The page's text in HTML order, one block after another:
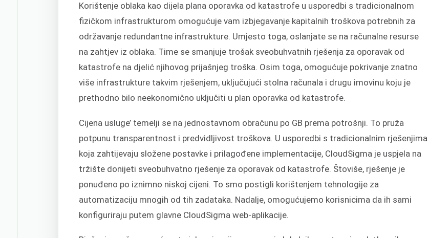
Korištenje oblaka kao dijela plana oporavka od katastrofe u usporedbi s tradicionalnom
fizičkom infrastrukturom omogućuje vam izbjegavanje kapitalnih troškova potrebnih za
održavanje redundantne infrastrukture. Umjesto toga, oslanjate se na računalne resurse
na zahtjev iz oblaka. Time se smanjuje trošak sveobuhvatnih rješenja za oporavak od
katastrofe na djelić njihovog prijašnjeg troška. Osim toga, omogućuje pokrivanje znatno
više infrastrukture takvim rješenjem, uključujući stolna računala i drugu imovinu koju je
prethodno bilo neekonomično uključiti u plan oporavka od katastrofe.
Cijena usluge’ temelji se na jednostavnom obračunu po GB prema potrošnji. To pruža
potpunu transparentnost i predvidljivost troškova. U usporedbi s tradicionalnim rješenjima
koja zahtijevaju složene postavke i prilagođene implementacije, CloudSigma je uspjela na
tržište donijeti sveobuhvatno rješenje za oporavak od katastrofe. Štoviše, rješenje je
ponuđeno po iznimno niskoj cijeni. To smo postigli korištenjem tehnologije za
automatizaciju mnogih od tih zadataka. Nadalje, omogućujemo korisnicima da ih sami
konfiguriraju putem glavne CloudSigma web-aplikacije.